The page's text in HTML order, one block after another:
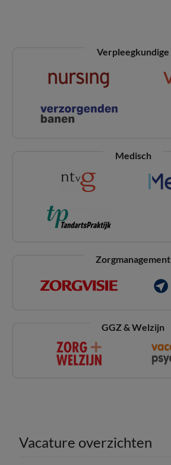
Verpleegkundige
Medisch
Zorgmanagement
GGZ & Welzijn
Vacature overzichten